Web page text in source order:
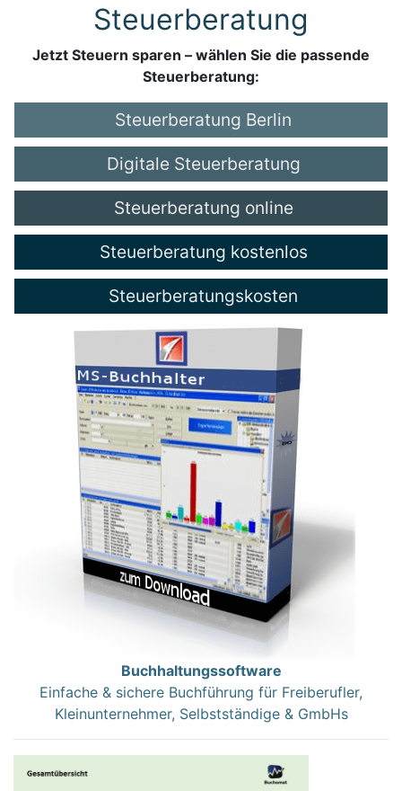
Steuerberatung
Jetzt Steuern sparen – wählen Sie die passende
Steuerberatung:
Steuerberatung Berlin
Digitale Steuerberatung
Steuerberatung online
Steuerberatung kostenlos
Steuerberatungskosten
Buchhaltungssoftware
Einfache & sichere Buchführung für Freiberufler,
Kleinunternehmer, Selbstständige & GmbHs